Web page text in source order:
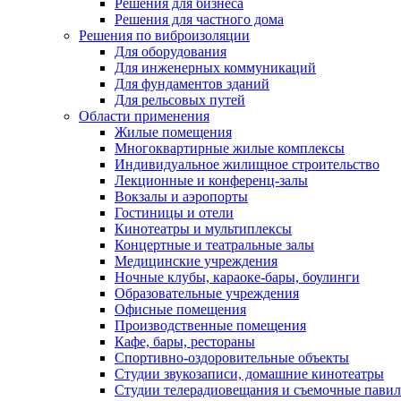
Решения для бизнеса
Решения для частного дома
Решения по виброизоляции
Для оборудования
Для инженерных коммуникаций
Для фундаментов зданий
Для рельсовых путей
Области применения
Жилые помещения
Многоквартирные жилые комплексы
Индивидуальное жилищное строительство
Лекционные и конференц-залы
Вокзалы и аэропорты
Гостиницы и отели
Кинотеатры и мультиплексы
Концертные и театральные залы
Медицинские учреждения
Ночные клубы, караоке-бары, боулинги
Образовательные учреждения
Офисные помещения
Производственные помещения
Кафе, бары, рестораны
Спортивно-оздоровительные объекты
Студии звукозаписи, домашние кинотеатры
Студии телерадиовещания и съемочные